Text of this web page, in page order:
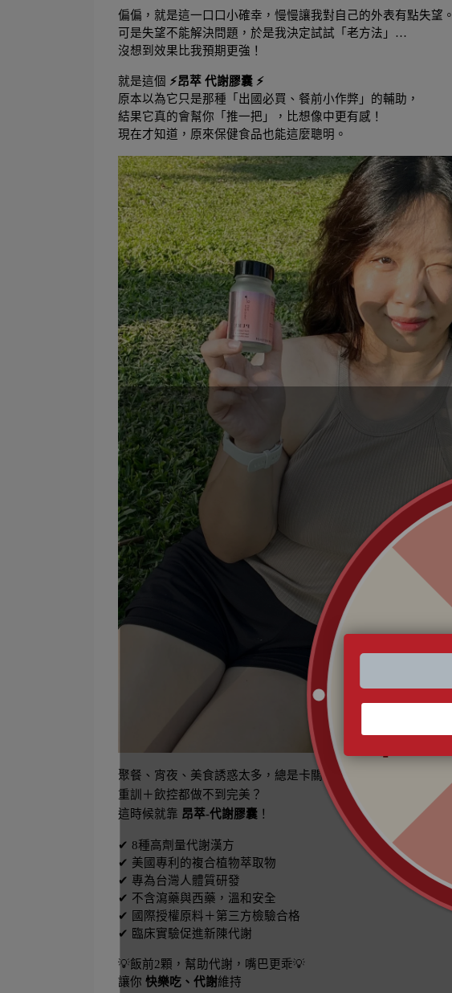
偏偏，就是這一口口小確幸，慢慢讓我對自己的外表有點失望。
可是失望不能解決問題，於是我決定試試「老方法」…
沒想到效果比我預期更強！
就是這個 ⚡昂萃 代謝膠囊 ⚡
原本以為它只是那種「出國必買、餐前小作弊」的輔助，
結果它真的會幫你「推一把」，比想像中更有感！
現在才知道，原來保健食品也能這麼聰明。
聚餐、宵夜、美食誘惑太多，總是卡關？
重訓＋飲控都做不到完美？
這時候就靠 昂萃-代謝膠囊 ！
✔ 8種高劑量代謝漢方
✔ 美國專利的複合植物萃取物
✔ 專為台灣人體質研發
✔ 不含瀉藥與西藥，溫和安全
✔ 國際授權原料＋第三方檢驗合格
✔ 臨床實驗促進新陳代謝
💡飯前2顆，幫助代謝，嘴巴更乖💡
讓你 快樂吃、代謝維持